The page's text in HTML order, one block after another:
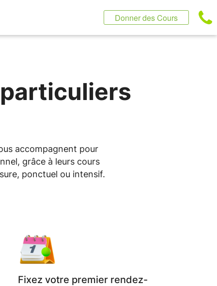
Donner des Cours
accompagnent pour
grâce à leurs cours
ponctuel ou intensif.
Fixez votre premier rendez-